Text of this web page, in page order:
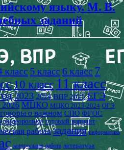
языку. М. В.
заданий
класс 5 класс 6 класс 7
10 класс 11 класс
2023 2024 ВПР 2025 ЕГЭ
МЦКО МЦКО 2023-2024 ОГЭ
о важном СПО ФГОС
видеоролики готовый вариант
работа задания информатика
контрольная работа литература